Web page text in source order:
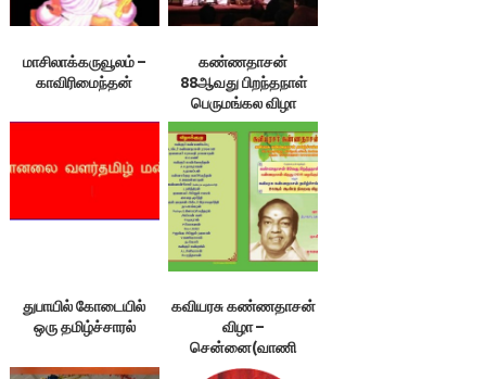
மாசிலாக்கருவூலம் –
காவிரிமைந்தன்
கண்ணதாசன்
88ஆவது பிறந்தநாள்
பெருமங்கல விழா
துபாயில் கோடையில்
ஒரு தமிழ்ச்சாரல்
கவியரசு கண்ணதாசன்
விழா –
சென்னை(வாணி
மஃகால் –